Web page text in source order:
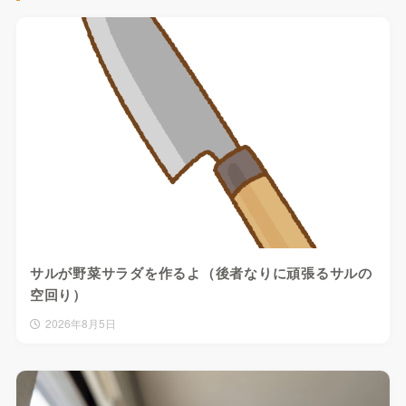
サルが野菜サラダを作るよ（後者なりに頑張るサルの
空回り）
2026年8月5日